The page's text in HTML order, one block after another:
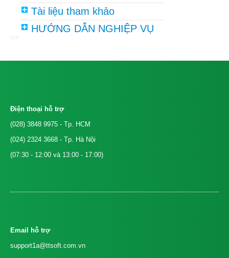
Tài liệu tham khảo
HƯỚNG DẪN NGHIỆP VỤ
Điện thoại hỗ trợ
(028) 3848 9975 - Tp. HCM
(024) 2324 3668 - Tp. Hà Nội
(07:30 - 12:00 và 13:00 - 17:00)
Email hỗ trợ
support1a@ttsoft.com.vn